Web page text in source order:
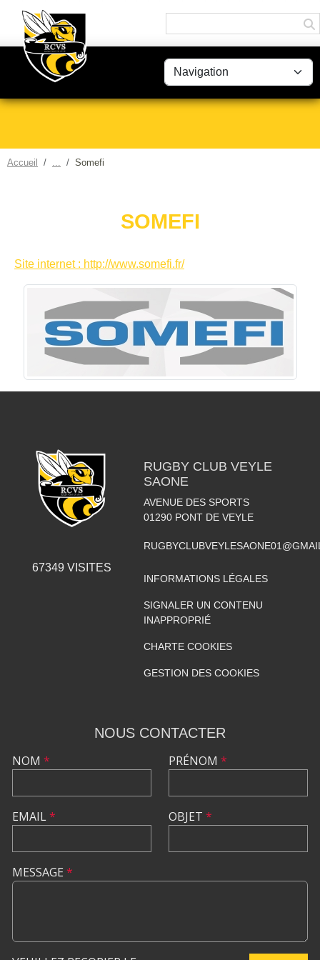
Accueil Somefi
SOMEFI
Site internet : http://www.somefi.fr/
67349 VISITES
RUGBY CLUB VEYLE
SAONE
AVENUE DES SPORTS
01290 PONT DE VEYLE
INFORMATIONS LÉGALES
SIGNALER UN CONTENU
INAPPROPRIÉ
CHARTE COOKIES
GESTION DES COOKIES
NOUS CONTACTER
NOM *
EMAIL*
PRÉNOM *
OBJET *
MESSAGE *
Panneau de gestion des cookies